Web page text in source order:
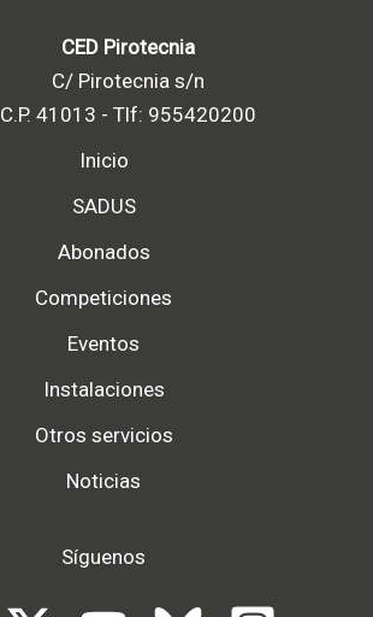
CED Pirotecnia
C/ Pirotecnia s/n
C.P. 41013 - Tlf: 955420200
Inicio
SADUS
Abonados
Competiciones
Eventos
Instalaciones
Otros servicios
Noticias
Síguenos